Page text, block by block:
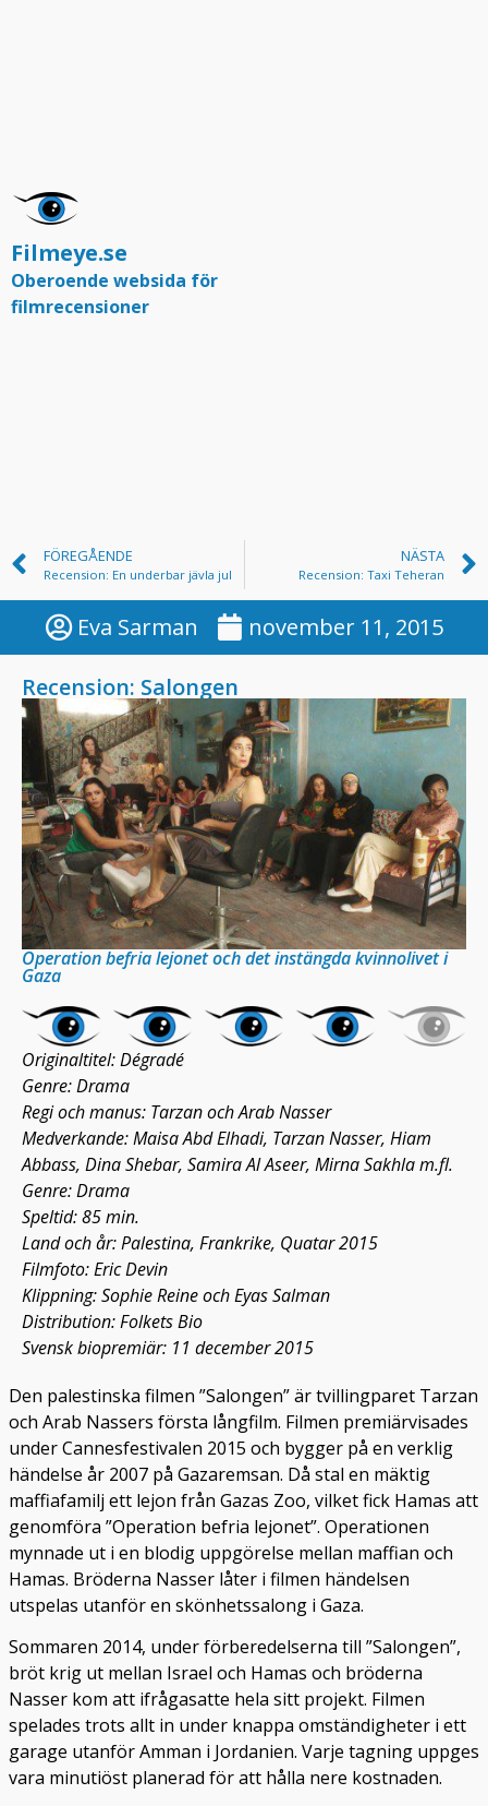
Filmeye.se
Oberoende websida för
filmrecensioner
FÖREGÅENDE
Recension: En underbar jävla jul
NÄSTA
Recension: Taxi Teheran
Eva Sarman november 11, 2015
Recension: Salongen
Operation befria lejonet och det instängda kvinnolivet i
Gaza
Originaltitel: Dégradé
Genre: Drama
Regi och manus: Tarzan och Arab Nasser
Medverkande: Maisa Abd Elhadi, Tarzan Nasser, Hiam
Abbass, Dina Shebar, Samira Al Aseer, Mirna Sakhla m.fl.
Genre: Drama
Speltid: 85 min.
Land och år: Palestina, Frankrike, Quatar 2015
Filmfoto: Eric Devin
Klippning: Sophie Reine och Eyas Salman
Distribution: Folkets Bio
Svensk biopremiär: 11 december 2015
Den palestinska filmen ”Salongen” är tvillingparet Tarzan
och Arab Nassers första långfilm. Filmen premiärvisades
under Cannesfestivalen 2015 och bygger på en verklig
händelse år 2007 på Gazaremsan. Då stal en mäktig
maffiafamilj ett lejon från Gazas Zoo, vilket fick Hamas att
genomföra ”Operation befria lejonet”. Operationen
mynnade ut i en blodig uppgörelse mellan maffian och
Hamas. Bröderna Nasser låter i filmen händelsen
utspelas utanför en skönhetssalong i Gaza.
Sommaren 2014, under förberedelserna till ”Salongen”,
bröt krig ut mellan Israel och Hamas och bröderna
Nasser kom att ifrågasatte hela sitt projekt. Filmen
spelades trots allt in under knappa omständigheter i ett
garage utanför Amman i Jordanien. Varje tagning uppges
vara minutiöst planerad för att hålla nere kostnaden.